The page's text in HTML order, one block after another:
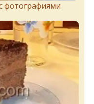
фотографиями